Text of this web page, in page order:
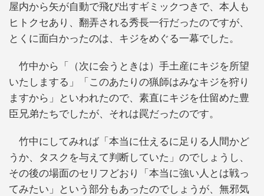
屋内から矢が自動で飛び出すギミックつきで、本人も
ヒトクセあり、翻弄される秀長一行だったのですが、
とくに面白かったのは、キジをめぐる一幕でした。
竹中から「（次に会うときは）手土産にキジを所望
いたしまする」「このあたりの猟師はみなキジを狩り
ますから」といわれたので、素直にキジを仕留めた豊
臣兄弟たちでしたが、それは罠だったのです。
竹中にしてみれば「本当に仕えるに足りる人間かど
うか、タスクを与えて判断していた」のでしょうし、
その後の場面のセリフどおり「本当に強い人とは戦っ
てみたい」という部分もあったのでしょうが、無邪気